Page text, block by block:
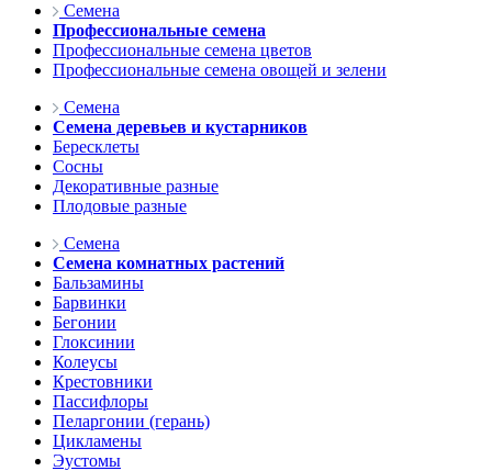
Семена
Профессиональные семена
Профессиональные семена цветов
Профессиональные семена овощей и зелени
Семена
Семена деревьев и кустарников
Бересклеты
Сосны
Декоративные разные
Плодовые разные
Семена
Семена комнатных растений
Бальзамины
Барвинки
Бегонии
Глоксинии
Колеусы
Крестовники
Пассифлоры
Пеларгонии (герань)
Цикламены
Эустомы